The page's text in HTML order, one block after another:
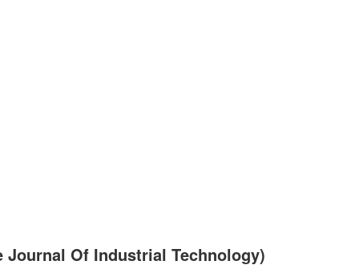
Journal Of Industrial Technology)